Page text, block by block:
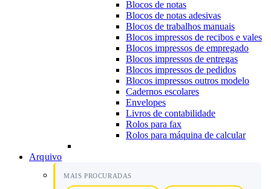
Blocos de notas
Blocos de notas adesivas
Blocos de trabalhos manuais
Blocos impressos de recibos e vales
Blocos impressos de empregado
Blocos impressos de entregas
Blocos impressos de pedidos
Blocos impressos outros modelo
Cadernos escolares
Envelopes
Livros de contabilidade
Rolos para fax
Rolos para máquina de calcular
Arquivo
MAIS PROCURADAS